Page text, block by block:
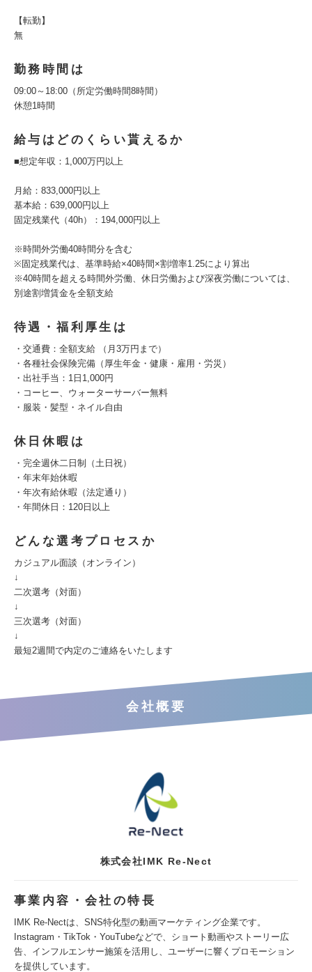
【転勤】
無
勤務時間は
09:00～18:00（所定労働時間8時間）
休憩1時間
給与はどのくらい貰えるか
■想定年収：1,000万円以上
月給：833,000円以上
基本給：639,000円以上
固定残業代（40h）：194,000円以上
※時間外労働40時間分を含む
※固定残業代は、基準時給×40時間×割増率1.25により算出
※40時間を超える時間外労働、休日労働および深夜労働については、
別途割増賃金を全額支給
待遇・福利厚生は
・交通費：全額支給 （月3万円まで）
・各種社会保険完備（厚生年金・健康・雇用・労災）
・出社手当：1日1,000円
・コーヒー、ウォーターサーバー無料
・服装・髪型・ネイル自由
休日休暇は
・完全週休二日制（土日祝）
・年末年始休暇
・年次有給休暇（法定通り）
・年間休日：120日以上
どんな選考プロセスか
カジュアル面談（オンライン）
↓
二次選考（対面）
↓
三次選考（対面）
↓
最短2週間で内定のご連絡をいたします
会社概要
株式会社IMK Re-Nect
事業内容・会社の特長
IMK Re-Nectは、SNS特化型の動画マーケティング企業です。
Instagram・TikTok・YouTubeなどで、ショート動画やストーリー広
告、インフルエンサー施策を活用し、ユーザーに響くプロモーション
を提供しています。